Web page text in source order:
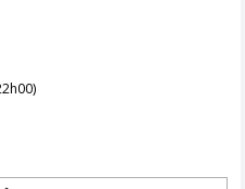
đáp ứng nhu cầu nước sạch
bảo cung cấp đủ nước cho